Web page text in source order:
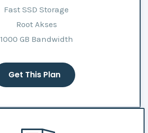
Fast SSD Storage
Root Akses
1000 GB Bandwidth
Get This Plan